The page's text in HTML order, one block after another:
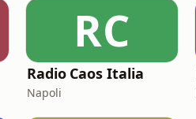
RC
Radio Caos Italia
Napoli